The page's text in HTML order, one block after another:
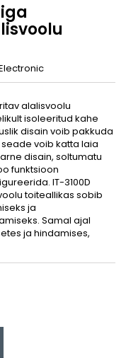
alalisvoolu
isoleeritud kahe
disain voib pakkuda
voib katta laia
disain, soltumatu
funktsioon
IT-3100D
toiteallikas sobib
ja
Samal ajal
ja hindamises,